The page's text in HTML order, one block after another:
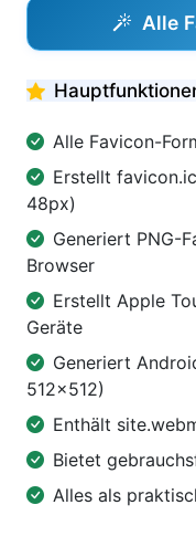
Alle
Alle Favicon-
Erstellt
48px)
Generiert PNG-
Browser
Erstellt Apple
Geräte
Generiert
512×512)
Enthält
Bietet
Alles als